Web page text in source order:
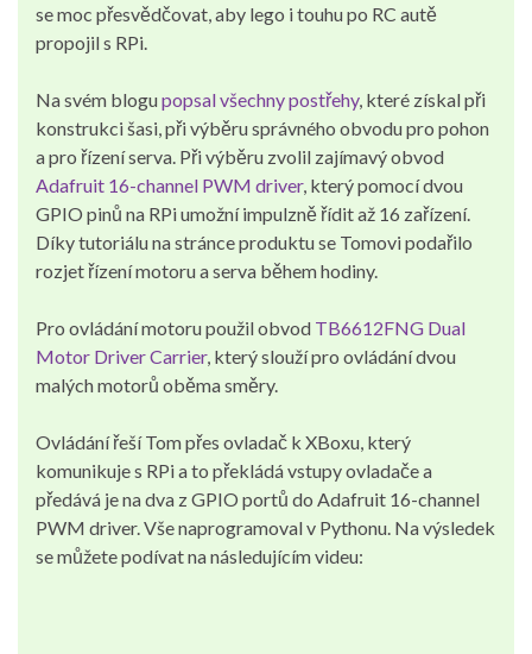
se moc přesvědčovat, aby lego i touhu po RC autě
propojil s RPi.
Na svém blogupopsal všechny postřehy, které získal při
konstrukci šasi, při výběru správného obvodu pro pohon
a pro řízení serva. Při výběru zvolil zajímavý obvod
Adafruit 16-channel PWM driver, který pomocí dvou
GPIO pinů na RPi umožní impulzně řídit až 16 zařízení.
Díky tutoriálu na stránce produktu se Tomovi podařilo
rozjet řízení motoru a serva během hodiny.
Pro ovládání motoru použil obvod TB6612FNG Dual
Motor Driver Carrier, který slouží pro ovládání dvou
malých motorů oběma směry.
Ovládání řeší Tom přes ovladač k XBoxu, který
komunikuje s RPi a to překládá vstupy ovladače a
předává je na dva z GPIO portů do Adafruit 16-channel
PWM driver. Vše naprogramoval v Pythonu. Na výsledek
se můžete podívat na následujícím videu: